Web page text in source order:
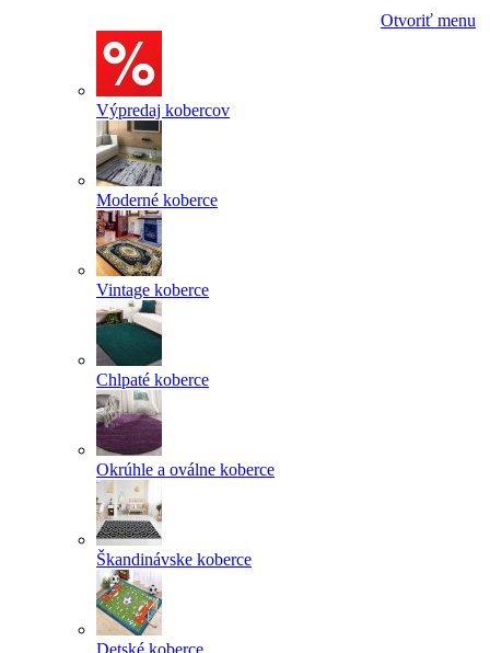
Otvoriť menu
Výpredaj kobercov
Moderné koberce
Vintage koberce
Chlpaté koberce
Okrúhle a oválne koberce
Škandinávske koberce
Detské koberce